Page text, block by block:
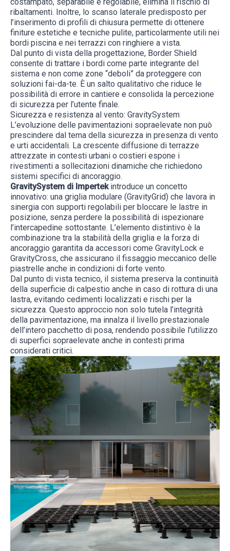
ribaltamenti. Inoltre, lo scanso laterale predisposto per
l’inserimento di profili di chiusura permette di ottenere
finiture estetiche e tecniche pulite, particolarmente utili nei
bordi piscina e nei terrazzi con ringhiere a vista.
Dal punto di vista della progettazione, Border Shield
consente di trattare i bordi come parte integrante del
sistema e non come zone “deboli” da proteggere con
soluzioni fai-da-te. È un salto qualitativo che riduce le
possibilità di errore in cantiere e consolida la percezione
di sicurezza per l’utente finale.
Sicurezza e resistenza al vento: GravitySystem
L’evoluzione delle pavimentazioni sopraelevate non può
prescindere dal tema della sicurezza in presenza di vento
e urti accidentali. La crescente diffusione di terrazze
attrezzate in contesti urbani o costieri espone i
rivestimenti a sollecitazioni dinamiche che richiedono
sistemi specifici di ancoraggio.
GravitySystem di Impertek introduce un concetto
innovativo: una griglia modulare (GravityGrid) che lavora in
sinergia con supporti regolabili per bloccare le lastre in
posizione, senza perdere la possibilità di ispezionare
l’intercapedine sottostante. L’elemento distintivo è la
combinazione tra la stabilità della griglia e la forza di
ancoraggio garantita da accessori come GravityLock e
GravityCross, che assicurano il fissaggio meccanico delle
piastrelle anche in condizioni di forte vento.
Dal punto di vista tecnico, il sistema preserva la continuità
della superficie di calpestio anche in caso di rottura di una
lastra, evitando cedimenti localizzati e rischi per la
sicurezza. Questo approccio non solo tutela l’integrità
della pavimentazione, ma innalza il livello prestazionale
dell’intero pacchetto di posa, rendendo possibile l’utilizzo
di superfici sopraelevate anche in contesti prima
considerati critici.